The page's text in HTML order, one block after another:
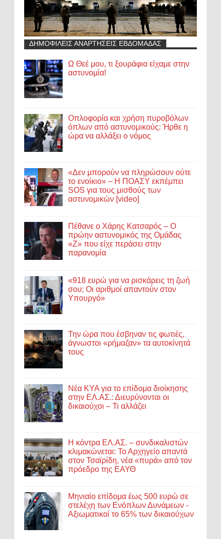
ΔΗΜΟΦΙΛΕΙΣ ΑΝΑΡΤΗΣΕΙΣ ΕΒΔΟΜΑΔΑΣ
Ω Θεέ μου, τι ξουράφια είχαμε στην
αστυνομία!
Οπλοφορία και χρήση πυροβόλων
όπλων από αστυνομικούς: Ήρθε η
ώρα να αλλάξει ο νόμος
«Δεν μπορούν να πληρώσουν ούτε
το ενοίκιο» – Η ΠΟΑΣΥ εκπέμπει
SOS για τους μισθούς των
αστυνομικών [video]
Πέθανε ο Χάρης Κατσαρός – Ο
πρώην αστυνομικός της Ομάδας
«Ζ» που είχε περάσει στην
παρανομία
«918 ευρώ για να ρισκάρεις τη ζωή
σου; Οι αριθμοί απαντούν στον
Υπουργό»
Την ώρα που έσβηναν τις φωτιές,
άγνωστοι «ρήμαζαν» τα αυτοκίνητά
τους
Νέα ΚΥΑ για το επίδομα διοίκησης
στην ΕΛ.ΑΣ.: Διευρύνονται οι
δικαιούχοι – Τι αλλάζει
Η κόντρα ΕΛ.ΑΣ. – συνδικαλιστών
κλιμακώνεται: Το Αρχηγείο απαντά
στον Τσαϊρίδη, νέα «πυρά» από τον
πρόεδρο της ΕΑΥΘ
Μηνιαίο επίδομα έως 500 ευρώ σε
στελέχη των Ενόπλων Δυνάμεων -
Αξιωματικοί το 65% των δικαιούχων